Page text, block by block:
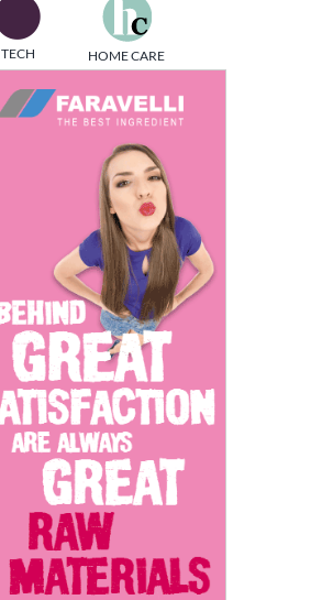
TECH HOME CARE